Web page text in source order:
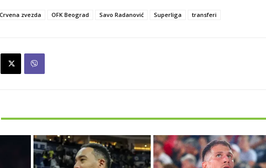
zvezda OFK Beograd Savo Radanović Superliga transferi